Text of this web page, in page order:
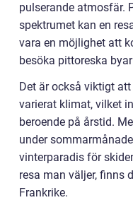
pulserande atmosfär.
spektrumet kan en
vara en möjlighet att
besöka pittoreska
Det är också viktigt
varierat klimat, vilket
beroende på årstid.
under
vinterparadis för
resa man väljer, finns
Frankrike.